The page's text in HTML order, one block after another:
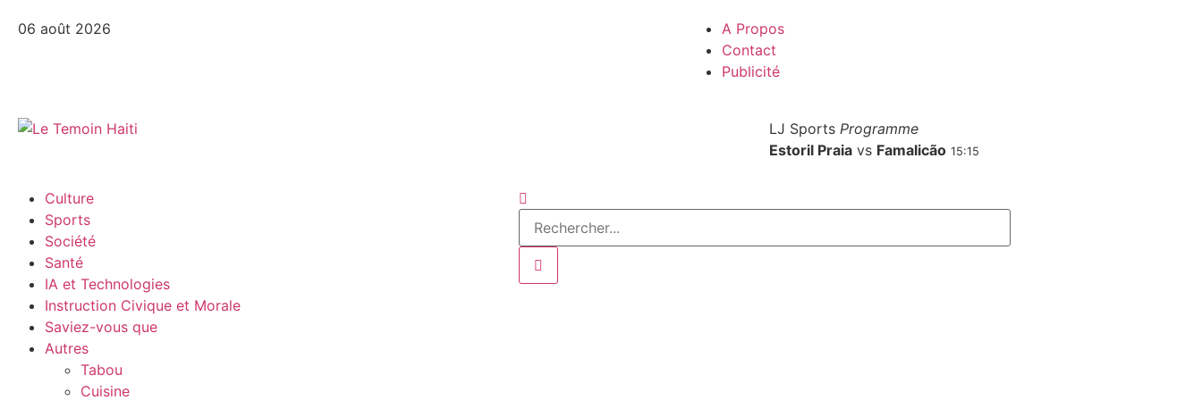
06 août 2026
A Propos
Contact
Publicité
LJ Sports Programme
Estoril Praia vs Famalicão 15:15
Culture
Sports
Société
Santé
IA et Technologies
Instruction Civique et Morale
Saviez-vous que
Autres
Tabou
Cuisine